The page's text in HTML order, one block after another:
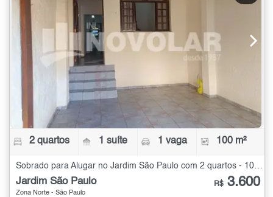
2 quartos 1 suíte 1 vaga 100 m²
Jardim São Paulo
Zona Norte - São Paulo
R$ 3.600